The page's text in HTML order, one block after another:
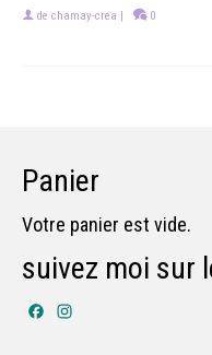
de chamay-crea | 0
Panier
Votre panier est vide.
suivez moi sur
Facebook